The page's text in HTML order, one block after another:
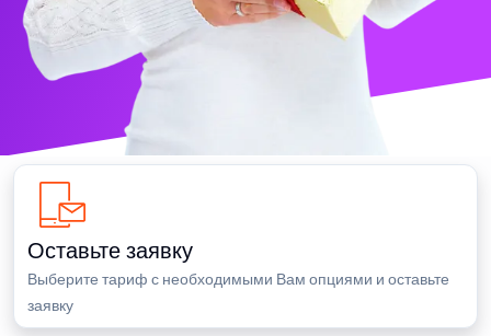
Оставьте заявку
Выберите тариф с необходимыми Вам опциями и оставьте
заявку